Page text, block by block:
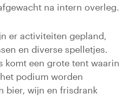
na intern overleg.
er activiteiten gepland,
en diverse spelletjes.
komt een grote tent waarin
podium worden
bier, wijn en frisdrank